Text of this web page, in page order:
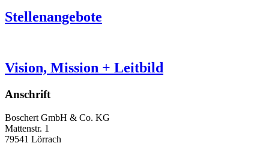
Stellenangebote
Vision, Mission + Leitbild
Anschrift
Boschert GmbH & Co. KG
Mattenstr. 1
79541 Lörrach